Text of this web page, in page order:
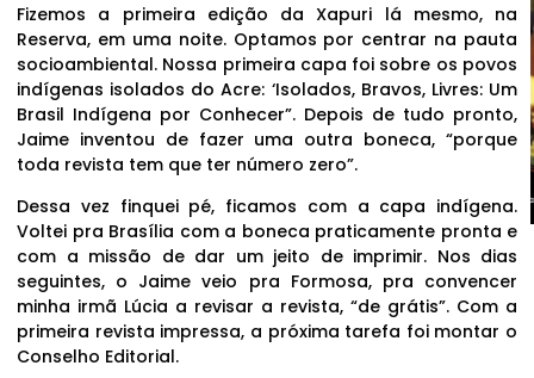
Fizemos a primeira edição da Xapuri lá mesmo, na
Reserva, em uma noite. Optamos por centrar na pauta
socioambiental. Nossa primeira capa foi sobre os povos
indígenas isolados do Acre: ‘Isolados, Bravos, Livres: Um
Brasil Indígena por Conhecer”. Depois de tudo pronto,
Jaime inventou de fazer uma outra boneca, “porque
toda revista tem que ter número zero”.
Dessa vez finquei pé, ficamos com a capa indígena.
Voltei pra Brasília com a boneca praticamente pronta e
com a missão de dar um jeito de imprimir. Nos dias
seguintes, o Jaime veio pra Formosa, pra convencer
minha irmã Lúcia a revisar a revista, “de grátis”. Com a
primeira revista impressa, a próxima tarefa foi montar o
Conselho Editorial.